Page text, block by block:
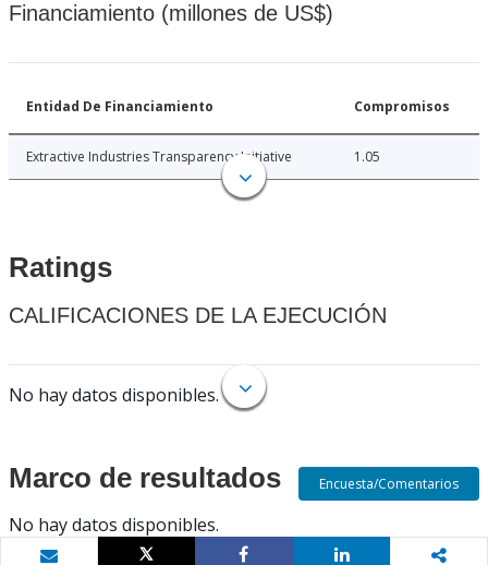
Financiamiento (millones de US$)
Entidad De Financiamiento Compromisos
Extractive Industries Transparency Initiative 1.05
Ratings
CALIFICACIONES DE LA EJECUCIÓN
No hay datos disponibles.
Marco de resultados
No hay datos disponibles.
Encuesta/Comentarios